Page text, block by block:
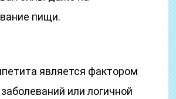
пищи.
является фактором
или логичной